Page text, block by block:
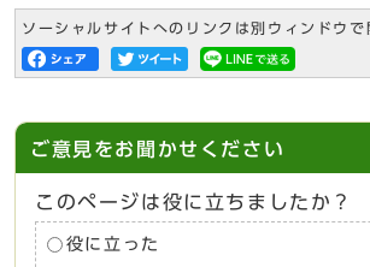
ソーシャルサイトへのリンクは別ウィンドウで
ご意見をお聞かせください
このページは役に立ちましたか？
役に立った